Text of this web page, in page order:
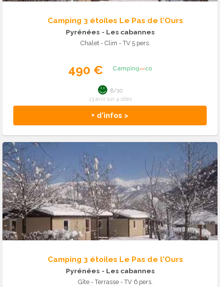
Camping 3 étoiles Le Pas de l'Ours
Pyrénées - Les cabannes
Chalet - Clim - TV 5 pers.
490 €
+ d'infos >
8/10
13 avis sur 4 sites
Camping 3 étoiles Le Pas de l'Ours
Pyrénées - Les cabannes
Gîte - Terrasse - TV 6 pers.